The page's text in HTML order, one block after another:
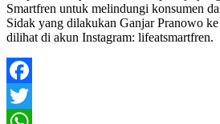
Smartfren untuk melindungi konsumen
Sidak yang dilakukan Ganjar Pranowo
dilihat di akun Instagram: lifeatsmartfren.
Facebook
Twitter